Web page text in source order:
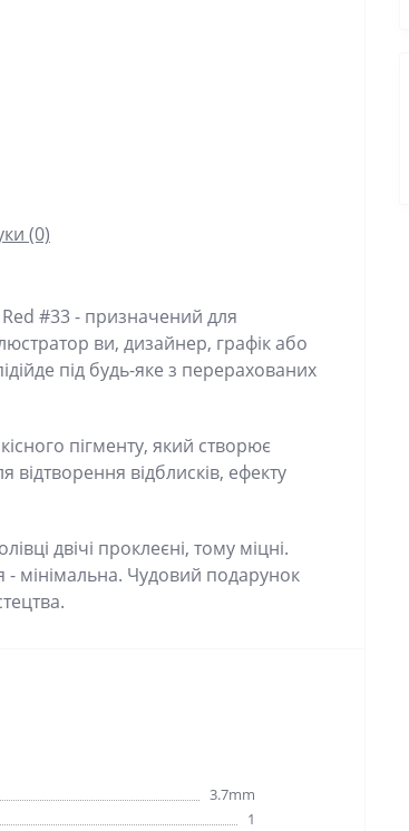
(0)
#33 - призначений для
ви, дизайнер, графік або
під будь-яке з перерахованих
пігменту, який створює
відблисків, ефекту
двічі проклеєні, тому міцні.
- мінімальна. Чудовий подарунок
3.7mm
1